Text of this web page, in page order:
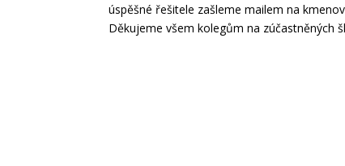
úspěšné řešitele zašleme mailem na
Děkujeme všem kolegům na zúčastněných